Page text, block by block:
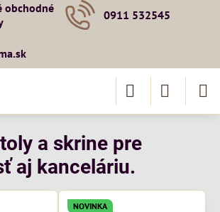
obchodné
0911 532545
a skrine pre
aj kanceláriu.
NOVINKA